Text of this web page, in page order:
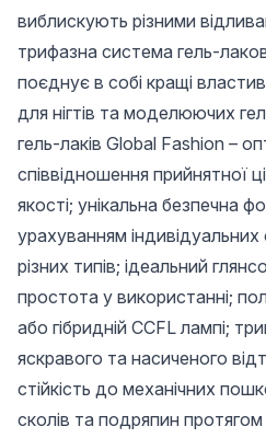
виблискують різними
трифазна система гель-
поєднує в собі кращі
для нігтів та моделюючих
гель-лаків Global Fashion –
співвідношення прийнятної
якості; унікальна безпечна
урахуванням індивідуальних
різних типів; ідеальний
простота у використанні;
або гібридній CCFL лампі;
яскравого та насиченого
стійкість до механічних
сколів та подряпин протягом